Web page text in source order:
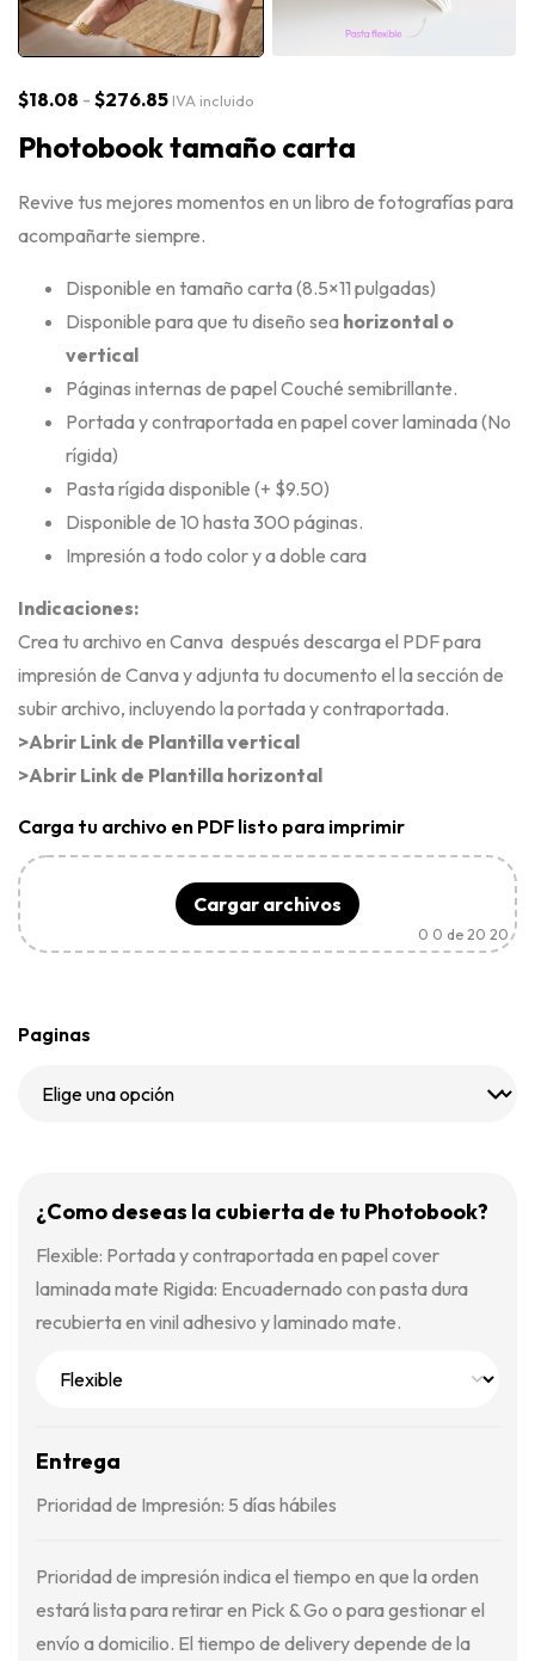
$18.08 - $276.85 IVA incluido
Photobook tamaño carta
Revive tus mejores momentos en un libro de fotografías para
acompañarte siempre.
Disponible en tamaño carta (8.5×11 pulgadas)
Disponible para que tu diseño sea horizontal o
vertical
Páginas internas de papel Couché semibrillante.
Portada y contraportada en papel cover laminada (No
rígida)
Pasta rígida disponible (+ $9.50)
Disponible de 10 hasta 300 páginas.
Impresión a todo color y a doble cara
Indicaciones:
Crea tu archivo en Canva después descarga el PDF para
impresión de Canva y adjunta tu documento el la sección de
subir archivo, incluyendo la portada y contraportada.
>Abrir Link de Plantilla vertical
>Abrir Link de Plantilla horizontal
Carga tu archivo en PDF listo para imprimir
Cargar archivos
0 0 de 20 20
Paginas
¿Como deseas la cubierta de tu Photobook?
Flexible: Portada y contraportada en papel cover
laminada mate Rigida: Encuadernado con pasta dura
recubierta en vinil adhesivo y laminado mate.
Entrega
Prioridad de Impresión: 5 días hábiles
Prioridad de impresión indica el tiempo en que la orden
estará lista para retirar en Pick & Go o para gestionar el
envío a domicilio. El tiempo de delivery depende de la